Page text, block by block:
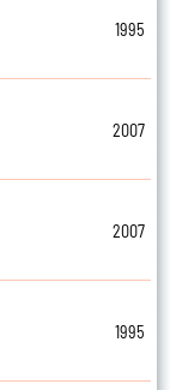
1995
2007
2007
1995